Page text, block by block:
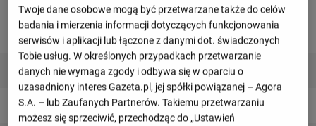
Bramkarze
Jiri Letacek
13 David Soria
Twoje dane osobowe mogą być przetwarzane także do celów
badania i mierzenia informacji dotyczących funkcjonowania
serwisów i aplikacji lub łączone z danymi dot. świadczonych
Tobie usług. W określonych przypadkach przetwarzanie
danych nie wymaga zgody i odbywa się w oparciu o
uzasadniony interes Gazeta.pl, jej spółki powiązanej – Agora
S.A. – lub Zaufanych Partnerów. Takiemu przetwarzaniu
możesz się sprzeciwić, przechodząc do „Ustawień